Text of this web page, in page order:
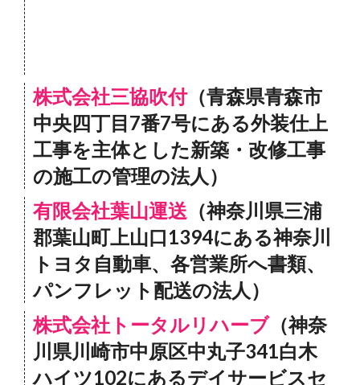
株式会社三協吹付（青森県青森市
中央四丁目7番7号にある外装仕上
工事を主体とした新築・改修工事
の施工の管理の法人）
有限会社葉山運送 （神奈川県三浦
郡葉山町上山口1394にある神奈川
トヨタ自動車、各営業所へ書類、
パンフレット配送の法人）
株式会社トータルリハーブ（神奈
川県川崎市中原区中丸子341白木
ハイツ102にあるデイサービスセ